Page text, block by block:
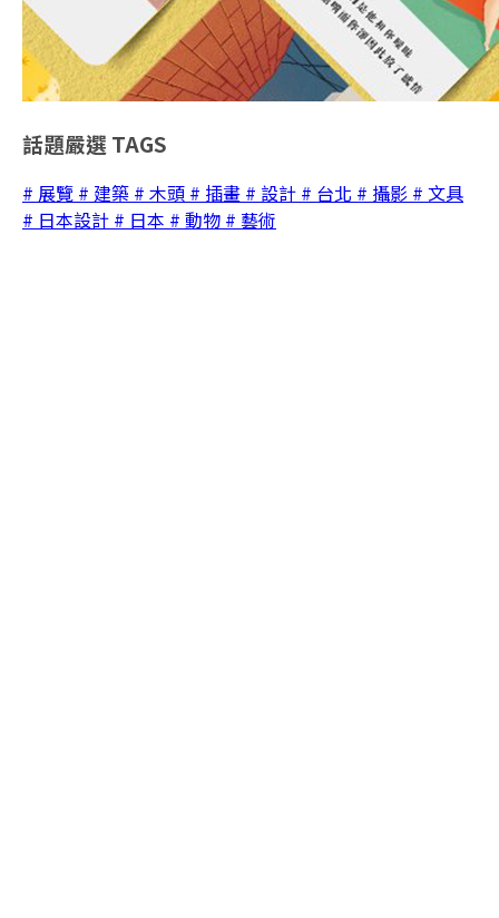
話題嚴選 TAGS
# 展覽 # 建築 # 木頭 # 插畫 # 設計 # 台北 # 攝影 # 文具
# 日本設計 # 日本 # 動物 # 藝術